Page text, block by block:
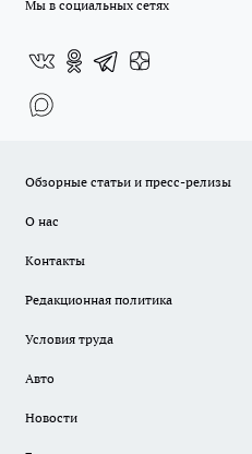
Мы в социальных сетях
Обзорные статьи и пресс-релизы
О нас
Контакты
Редакционная политика
Условия труда
Авто
Новости